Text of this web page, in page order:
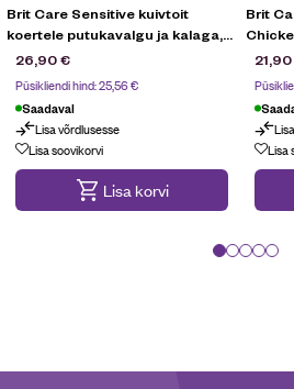
Brit Care Sensitive kuivtoit
koertele putukavalgu ja kalaga,
3kg
26,90€
Püsikliendi hind:25,56€
Saadaval
Lisa võrdlusesse
Lisa soovikorvi
Lisa korvi
Brit
21,90
Lisa